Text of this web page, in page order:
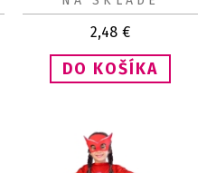
2,48 €